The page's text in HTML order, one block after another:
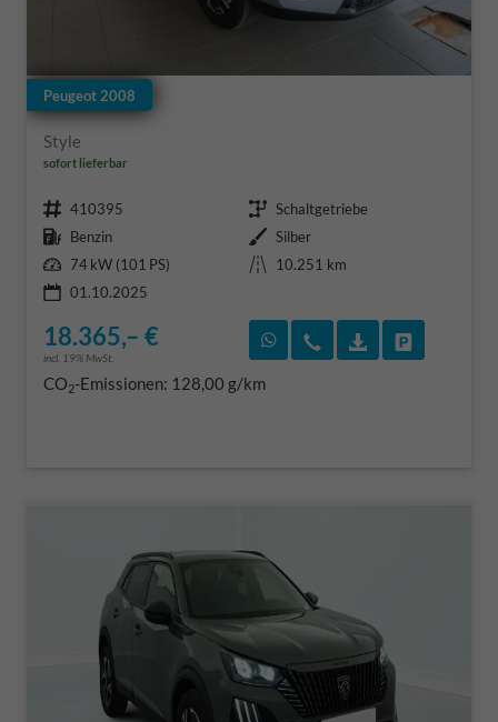
Peugeot 2008
Style
sofort lieferbar
Fahrzeugnr. 410395 Getriebe Schaltgetriebe
Kraftstoff Benzin Außenfarbe Silber
Leistung 74 kW (101 PS) Kilometerstand
10.251 km
01.10.2025
18.365,– €
incl. 19% MwSt.
Rückruf vereinbaren
Wir rufen Sie an
CO2-Emissionen: 128,00 g/km